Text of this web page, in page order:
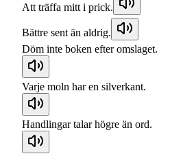
Att träffa mitt i prick.
Bättre sent än aldrig.
Döm inte boken efter omslaget.
Varje moln har en silverkant.
Handlingar talar högre än ord.